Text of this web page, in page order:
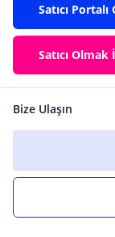
Satıcı Portalı
Satıcı
Bize Ulaşın